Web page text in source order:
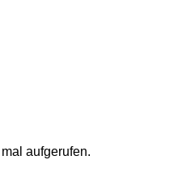
mal aufgerufen.